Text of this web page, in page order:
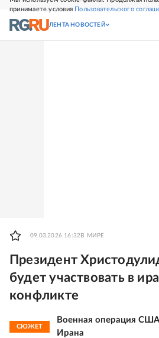
принимаете условия Пользовательского
СВЕЖИЙ НОМЕР
ЛЕНТА НОВОСТЕЙ
09.03.2026 16:32 В МИРЕ
Президент
будет участвовать в
конфликте
СЮЖЕТ
Военная операция
Ирана